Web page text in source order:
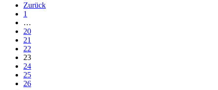
Zurück
1
…
20
21
22
23
24
25
26